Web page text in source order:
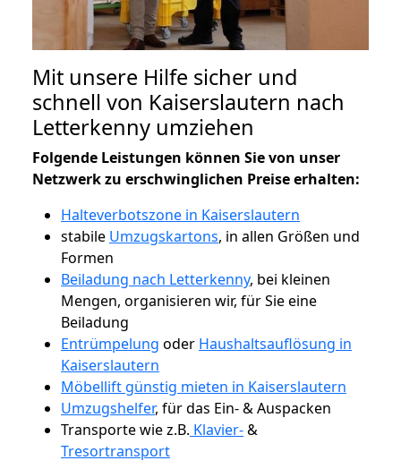
Mit unsere Hilfe sicher und
schnell von Kaiserslautern nach
Letterkenny umziehen
Folgende Leistungen können Sie von unser
Netzwerk zu erschwinglichen Preise erhalten:
Halteverbotszone in Kaiserslautern
stabile Umzugskartons, in allen Größen und
Formen
Beiladung nach Letterkenny, bei kleinen
Mengen, organisieren wir, für Sie eine
Beiladung
Entrümpelung oder Haushaltsauflösung in
Kaiserslautern
Möbellift günstig mieten in Kaiserslautern
Umzugshelfer, für das Ein- & Auspacken
Transporte wie z.B. Klavier-&
Tresortransport